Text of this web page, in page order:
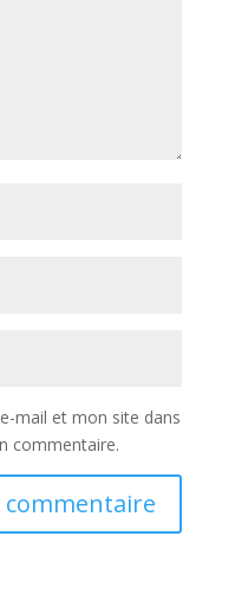
mail et mon site dans
commentaire.